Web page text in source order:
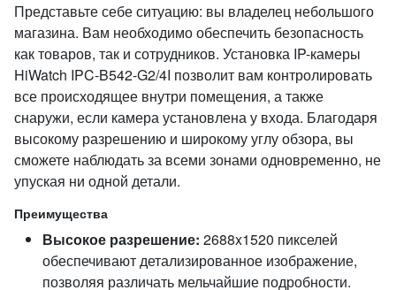
Представьте себе ситуацию: вы владелец небольшого
магазина. Вам необходимо обеспечить безопасность
как товаров, так и сотрудников. Установка IP-камеры
HiWatch IPC-B542-G2/4I позволит вам контролировать
все происходящее внутри помещения, а также
снаружи, если камера установлена у входа. Благодаря
высокому разрешению и широкому углу обзора, вы
сможете наблюдать за всеми зонами одновременно, не
упуская ни одной детали.
Преимущества
Высокое разрешение: 2688x1520 пикселей
обеспечивают детализированное изображение,
позволяя различать мельчайшие подробности.